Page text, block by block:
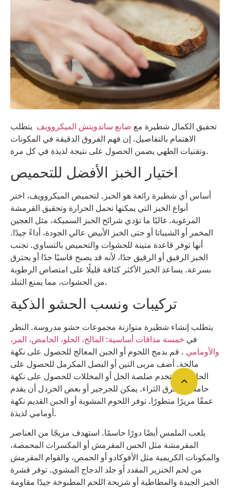
تحقيق الكمال شطيرة مع صانع ساندويتش الميكروويف يتطلب
الاهتمام بالتفاصيل. إن فهم الفروق الدقيقة في المكونات
وتقنيات الطهي يضمن الحصول على نتيجة لذيذة في كل مرة.
اختيار الخبز الأفضل للتحميص
أساس أي شطيرة رائعة هو الخبز. لتحميص الميكروويف، اختر
أنواع الخبز التي يمكنها تحمل الحرارة وتحقيق القرمشة
المرغوبة. غالبًا ما تؤدي شرائح الخبز السميكة، مثل العجين
المخمر أو الشيباتا أو حتى الخبز الأبيض عالي الجودة، أداءً جيدًا.
أنها توفر قاعدة متينة للحشوات والتحميص بالتساوي. تجنب
الخبز الرقيق أو الرقيق جدًا، لأنه قد يصبح قاسيًا جدًا أو يحترق
بسرعة. يساعد الخبز الأكثر كثافة قليلًا على امتصاص الرطوبة
من الحشوات، مما يمنع التبلد.
تركيبات ونسب الحشو الذكية
يتطلب إنشاء شطيرة متوازنة مجموعات حشو مدروسة. النظر
في خمسة مذاقات أساسية: المالح، الحلو، الحامض، المر،
والأومامي . قم بدمج اللحوم أو الجبن المعالج للحصول على نكهة
مالحة. أضف مربى التين أو البصل المكرمل للحصول على
الحلاوة. استخدم صلصة الخل أو المخللات للحصول على نكهة
حامضة تخترق الثراء. يمكن للجرجير أو بعض الخردل أن يقدم
عمقًا مريرًا متطورًا. توفر اللحوم المشوية أو الجبن القديم نكهة
أومامي لذيذة.
يلعب الملمس أيضًا دورًا حاسمًا. استهدف مزيجًا من العناصر
المقرمشة مثل الخس المقرمش أو المكسرات المحمصة،
والمكونات الكريمية مثل الأفوكادو أو الحمص، والقوام المقرمش
من لحم الخنزير المقدد أو جلد الدجاج المشوي. توفر قشرة
الخبز الجيدة والمطاطية أو شريحة اللحم المطبوخة جيدًا مقاومة